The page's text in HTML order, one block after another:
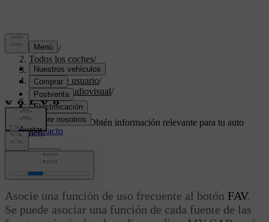
Soporte/
Todos los coches/
V70 2016 /
Manual de usuario/
Sistema audiovisual/
Favoritos
Soporte personalizado Obtén información relevante para tu auto
específico.
Iniciar sesión
Favoritos
Asocie una función de uso frecuente al botón FAV.
Se puede asociar una función de cada fuente de las